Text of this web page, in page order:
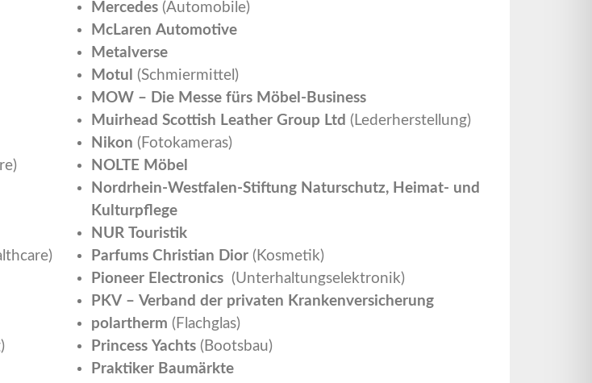
Mercedes (Automobile)
McLaren Automotive
Metalverse
Motul
(Schmiermittel)
MOW – Die Messe fürs Möbel-Business
Muirhead Scottish Leather Group Ltd (Lederherstellung)
Nikon (Fotokameras)
NOLTE Möbel
Nordrhein-Westfalen-Stiftung Naturschutz, Heimat- und
Kulturpflege
NUR Touristik
Parfums Christian Dior (Kosmetik)
Pioneer Electronics (Unterhaltungselektronik)
PKV – Verband der privaten Krankenversicherung
polartherm (Flachglas)
Princess Yachts (Bootsbau)
Praktiker Baumärkte